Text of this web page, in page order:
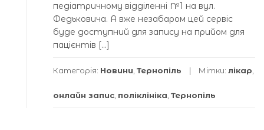
педіатричному відділенні №1 на вул.
Федьковича. А вже незабаром цей сервіс
буде доступний для запису на прийом для
пацієнтів […]
Категорія: Новини Тернопіль Мітки: лікар
онлайн запис поліклініка Тернопіль